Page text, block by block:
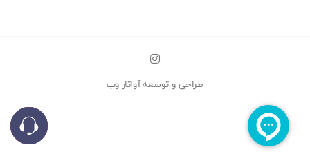
طراحی و توسعهآواتار وب